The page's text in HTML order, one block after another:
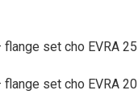
flange set cho EVRA 25
flange set cho EVRA 20